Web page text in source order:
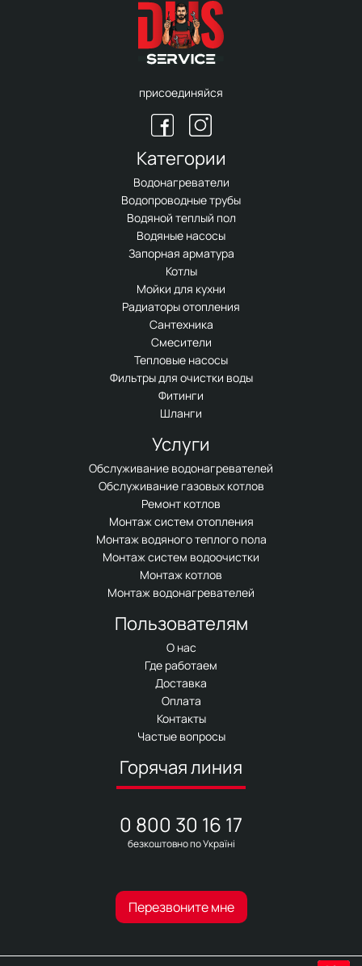
присоединяйся
Категории
Водонагреватели
Водопроводные трубы
Водяной теплый пол
Водяные насосы
Запорная арматура
Котлы
Мойки для кухни
Радиаторы отопления
Сантехника
Смесители
Тепловые насосы
Фильтры для очистки воды
Фитинги
Шланги
Услуги
Обслуживание водонагревателей
Обслуживание газовых котлов
Ремонт котлов
Монтаж систем отопления
Монтаж водяного теплого пола
Монтаж систем водоочистки
Монтаж котлов
Монтаж водонагревателей
Пользователям
О нас
Где работаем
Доставка
Оплата
Контакты
Частые вопросы
Горячая линия
0 800 30 16 17
безкоштовно по Україні
Перезвоните мне